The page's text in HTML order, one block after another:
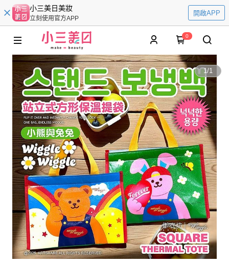
小三美日美妝
立刻使用官方APP
開啟APP
0
1/1